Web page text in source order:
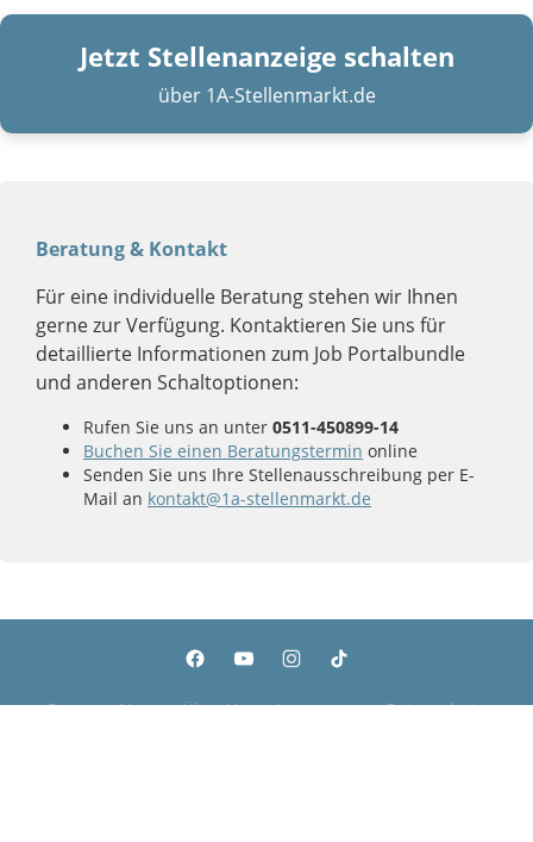
Jetzt Stellenanzeige schalten
über 1A-Stellenmarkt.de
Beratung & Kontakt
Für eine individuelle Beratung stehen wir Ihnen
gerne zur Verfügung. Kontaktieren Sie uns für
detaillierte Informationen zum Job Portalbundle
und anderen Schaltoptionen:
Rufen Sie uns an unter 0511-450899-14
Buchen Sie einen Beratungstermin online
Senden Sie uns Ihre Stellenausschreibung per E-
Mail an kontakt@1a-stellenmarkt.de
Presse News Über Uns Impressum
Datenschutz